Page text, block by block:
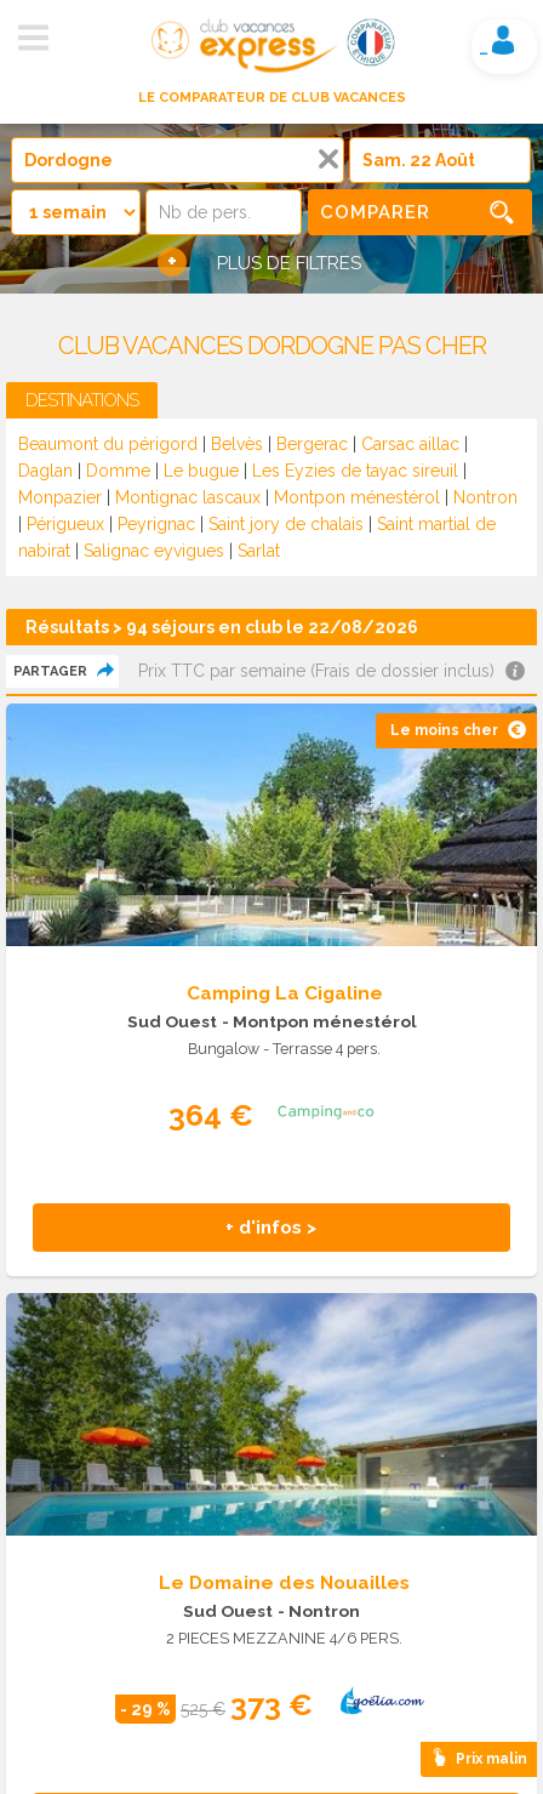
LE COMPARATEUR DE CLUB VACANCES
Mon compte
COMPARER
+ PLUS DE FILTRES
CLUB VACANCES DORDOGNE PAS CHER
DESTINATIONS
Beaumont du périgord Belvès Bergerac Carsac aillac
Daglan
Domme Le bugue Les Eyzies de tayac sireuil
Monpazier
Montignac lascaux Montpon ménestérol
Nontron
Périgueux Peyrignac Saint jory de chalais
Saint martial de
nabirat
Salignac eyvigues Sarlat
Résultats > 94 séjours en club le 22/08/2026
PARTAGER Prix TTC par semaine (Frais de dossier inclus)
Le moins cher
Camping La Cigaline
Sud Ouest - Montpon ménestérol
Bungalow - Terrasse 4 pers.
364 €
+ d'infos >
Le Domaine des Nouailles
Sud Ouest - Nontron
2 PIECES MEZZANINE 4/6 PERS.
- 29 % 525 € 373 €
Prix malin